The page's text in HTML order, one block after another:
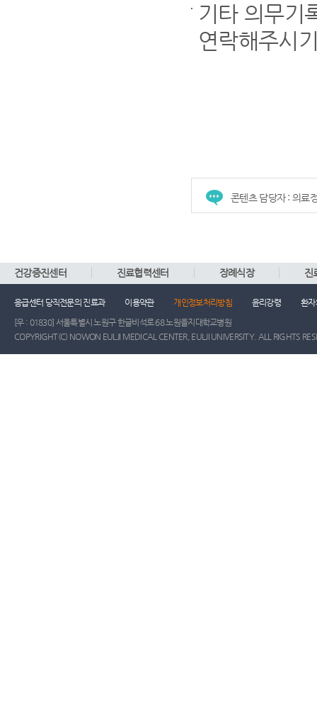
기타 의무기
연락해주시
콘텐츠 담당자 : 의료
건강증진센터 진료협력센터 장례식장 진
응급센터 당직전문의 진료과 이용약관 개인정보처리방침 윤리강령
환자
[우 : 01830] 서울특별시 노원구 한글비석로 68 노원을지대학교병원
COPYRIGHT(C) NOWON EULJI MEDICAL CENTER, EULJI UNIVERSITY. ALL RIGHTS